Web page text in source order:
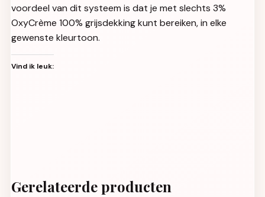
voordeel van dit systeem is dat je met slechts 3%
OxyCrème 100% grijsdekking kunt bereiken, in elke
gewenste kleurtoon.
Vind ik leuk:
Gerelateerde producten